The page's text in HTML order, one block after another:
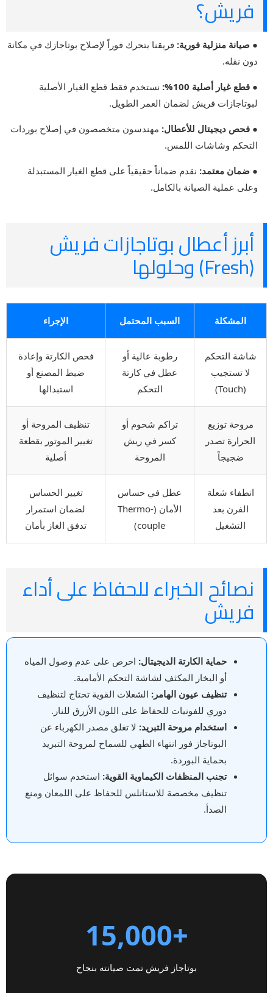
فريش؟
● صيانة منزلية فورية: فريقنا يتحرك فوراً لإصلاح بوتاجازك في مكانة
دون نقله.
● قطع غيار أصلية 100%:
نستخدم فقط قطع الغيار الأصلية
لبوتاجازات فريش لضمان العمر الطويل.
● فحص ديجيتال للأعطال: مهندسون متخصصون في إصلاح بوردات
التحكم وشاشات اللمس.
● ضمان معتمد: نقدم ضماناً حقيقياً على قطع الغيار المستبدلة
وعلى عملية الصيانة بالكامل.
أبرز أعطال بوتاجازات فريش
(Fresh) وحلولها
المشكلة السبب المحتمل الإجراء
شاشة التحكم
لا تستجيب
(Touch)
رطوبة عالية أو
عطل في كارتة
التحكم
فحص الكارتة وإعادة
ضبط المصنع أو
استبدالها
مروحة توزيع
الحرارة تصدر
ضجيجاً
تراكم شحوم أو
كسر في ريش
المروحة
تنظيف المروحة أو
تغيير الموتور بقطعة
أصلية
انطفاء شعلة
الفرن بعد
التشغيل
عطل في حساس
الأمان (Thermo-
couple)
تغيير الحساس
لضمان استمرار
تدفق الغاز بأمان
نصائح الخبراء للحفاظ على أداء
فريش
حماية الكارتة الديجيتال: احرص على عدم وصول المياه
أو البخار المكثف لشاشة التحكم الأمامية.
تنظيف عيون الهامر: الشعلات القوية تحتاج لتنظيف
دوري للفونيات للحفاظ على اللون الأزرق للنار.
استخدام مروحة التبريد: لا تغلق مصدر الكهرباء عن
البوتاجاز فور انتهاء الطهي للسماح لمروحة التبريد
بحماية البوردة.
تجنب المنظفات الكيماوية القوية: استخدم سوائل
تنظيف مخصصة للاستانلس للحفاظ على اللمعان ومنع
الصدأ.
+15,000
بوتاجاز فريش تمت صيانته بنجاح